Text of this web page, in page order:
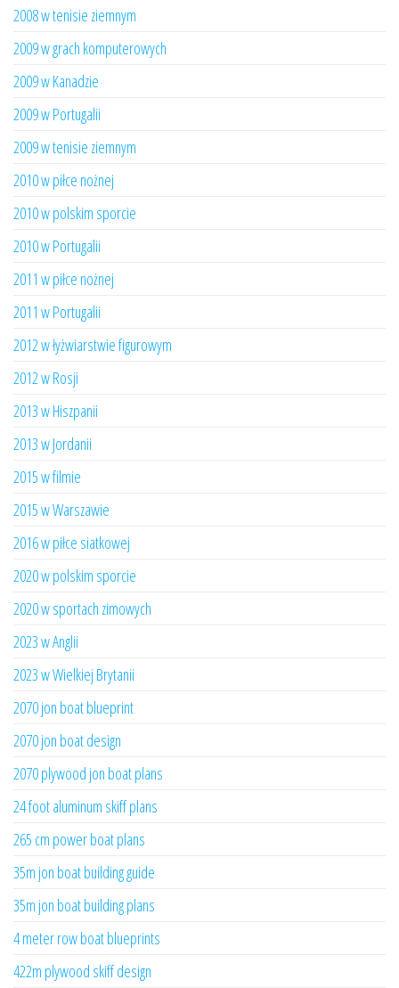
2008 w tenisie ziemnym
2009 w grach komputerowych
2009 w Kanadzie
2009 w Portugalii
2009 w tenisie ziemnym
2010 w piłce nożnej
2010 w polskim sporcie
2010 w Portugalii
2011 w piłce nożnej
2011 w Portugalii
2012 w łyżwiarstwie figurowym
2012 w Rosji
2013 w Hiszpanii
2013 w Jordanii
2015 w filmie
2015 w Warszawie
2016 w piłce siatkowej
2020 w polskim sporcie
2020 w sportach zimowych
2023 w Anglii
2023 w Wielkiej Brytanii
2070 jon boat blueprint
2070 jon boat design
2070 plywood jon boat plans
24 foot aluminum skiff plans
265 cm power boat plans
35m jon boat building guide
35m jon boat building plans
4 meter row boat blueprints
422m plywood skiff design